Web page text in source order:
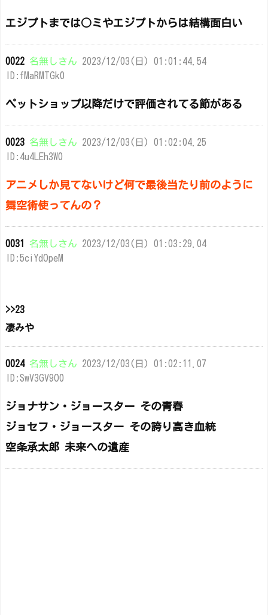
エジプトまでは○ミやエジプトからは結構面白い
0022 名無しさん 2023/12/03(日) 01:01:44.54
ID:fMaRMTGk0
ペットショップ以降だけで評価されてる節がある
0023 名無しさん 2023/12/03(日) 01:02:04.25
ID:4u4LEh3W0
アニメしか見てないけど何で最後当たり前のように
舞空術使ってんの？
0031 名無しさん 2023/12/03(日) 01:03:29.04
ID:5ciYdOpeM
>>23
凄みや
0024 名無しさん 2023/12/03(日) 01:02:11.07
ID:SwV3GV9O0
ジョナサン・ジョースター その青春
ジョセフ・ジョースター その誇り高き血統
空条承太郎 未来への遺産